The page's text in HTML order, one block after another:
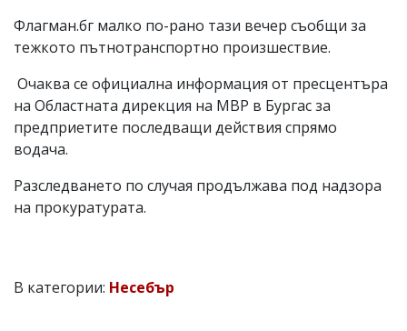
Флагман.бг малко по-рано тази вечер съобщи за
тежкото пътнотранспортно произшествие.
Очаква се официална информация от пресцентъра
на Областната дирекция на МВР в Бургас за
предприетите последващи действия спрямо
водача.
Разследването по случая продължава под надзора
на прокуратурата.
В категории: Несебър